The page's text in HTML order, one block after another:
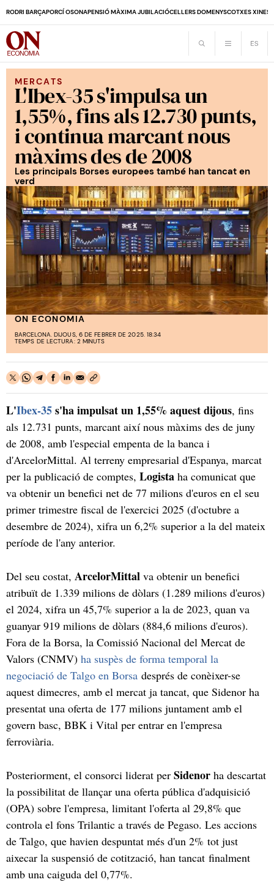
RODRI BARÇAPORCÍ OSONAPENSIÓ MÀXIMA JUBILACIÓCELLERS DOMENYSCOTXES
MERCATS
L'Ibex-35 s'impulsa un
1,55%, fins als 12.730 punts,
i continua marcant nous
màxims des de 2008
Les principals Borses europees també han tancat en
verd
ON ECONOMIA
BARCELONA. DIJOUS, 6 DE FEBRER DE 2025. 18:34
TEMPS DE LECTURA: 2 MINUTS
L'Ibex-35s'ha impulsat un 1,55% aquest dijous, fins
als 12.731 punts, marcant així nous màxims des de juny
de 2008, amb l'especial empenta de la banca i
d'ArcelorMittal. Al terreny empresarial d'Espanya, marcat
per la publicació de comptes, Logista ha comunicat que
va obtenir un benefici net de 77 milions d'euros en el seu
primer trimestre fiscal de l'exercici 2025 (d'octubre a
desembre de 2024), xifra un 6,2% superior a la del mateix
període de l'any anterior.
Del seu costat, ArcelorMittal va obtenir un benefici
atribuït de 1.339 milions de dòlars (1.289 milions d'euros)
el 2024, xifra un 45,7% superior a la de 2023, quan va
guanyar 919 milions de dòlars (884,6 milions d'euros).
Fora de la Borsa, la Comissió Nacional del Mercat de
Valors (CNMV) ha suspès de forma temporal la
negociació de Talgo en Borsa després de conèixer-se
aquest dimecres, amb el mercat ja tancat, que Sidenor ha
presentat una oferta de 177 milions juntament amb el
govern basc, BBK i Vital per entrar en l'empresa
ferroviària.
Posteriorment, el consorci liderat per Sidenor ha descartat
la possibilitat de llançar una oferta pública d'adquisició
(OPA) sobre l'empresa, limitant l'oferta al 29,8% que
controla el fons Trilantic a través de Pegaso. Les accions
de Talgo, que havien despuntat més d'un 2% tot just
aixecar la suspensió de cotització, han tancat finalment
amb una caiguda del 0,77%.